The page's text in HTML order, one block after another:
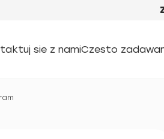
sie z namiCzesto